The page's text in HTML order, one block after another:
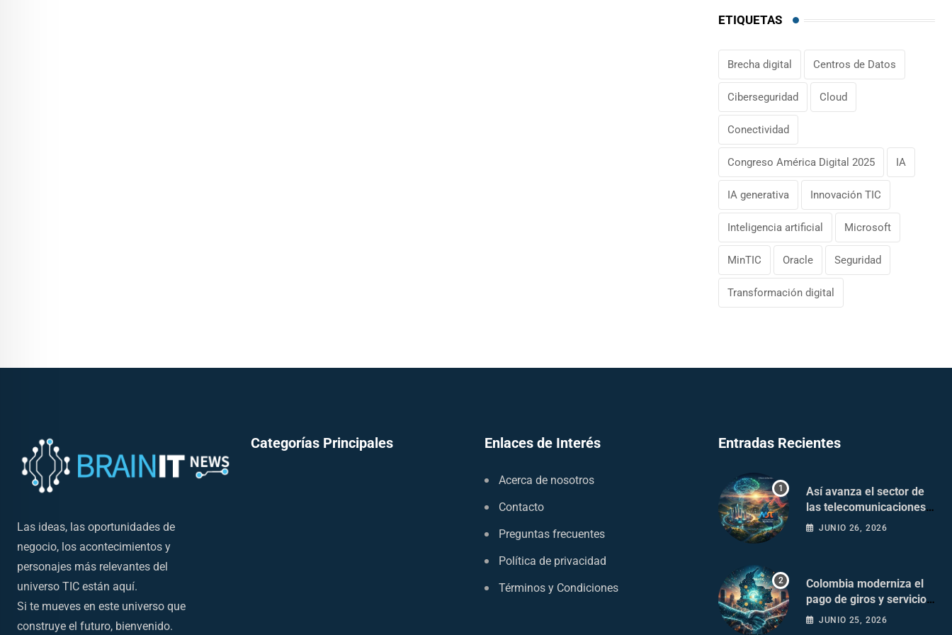
ETIQUETAS
Brecha digital Centros de Datos
Ciberseguridad Cloud
Conectividad
Congreso América Digital 2025 IA
IA generativa Innovación TIC
Inteligencia artificial Microsoft
MinTIC Oracle Seguridad
Transformación digital
Las ideas, las oportunidades de
negocio, los acontecimientos y
personajes más relevantes del
universo TIC están aquí.
Si te mueves en este universo que
construye el futuro, bienvenido.
Categorías Principales Enlaces de Interés
Acerca de nosotros
Contacto
Preguntas frecuentes
Política de privacidad
Términos y Condiciones
Entradas Recientes
Así avanza el sector de
las telecomunicaciones
en Colombia
JUNIO 26, 2026
Colombia moderniza el
pago de giros y servicios
postales
JUNIO 25, 2026